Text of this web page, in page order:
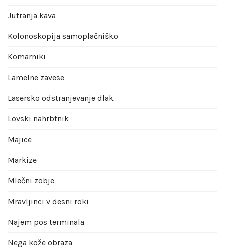
Jutranja kava
Kolonoskopija samoplačniško
Komarniki
Lamelne zavese
Lasersko odstranjevanje dlak
Lovski nahrbtnik
Majice
Markize
Mlečni zobje
Mravljinci v desni roki
Najem pos terminala
Nega kože obraza